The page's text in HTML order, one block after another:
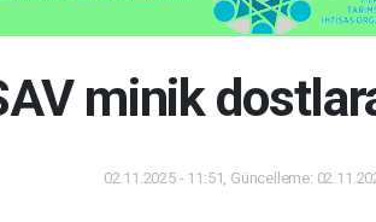
minik
02.11.2025 - 11:51, Güncelleme: